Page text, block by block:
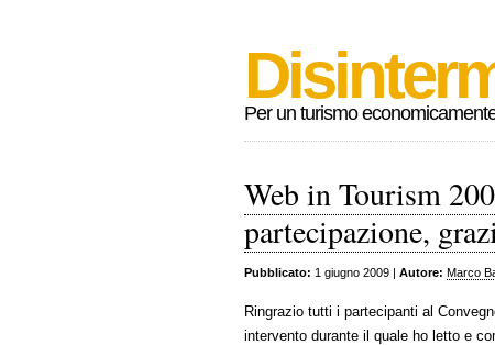
Per un turismo
Web in Tourism
partecipazione,
Pubblicato: 1 giugno 2009 | Autore: Marco
Ringrazio tutti i partecipanti al
intervento durante il quale ho letto e